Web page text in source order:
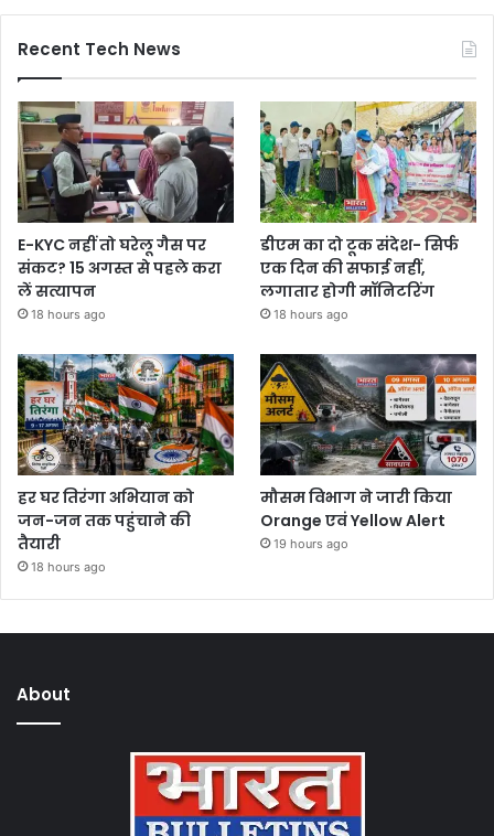
Recent Tech News
E-KYC नहीं तो घरेलू गैस पर
संकट? 15 अगस्त से पहले करा
लें सत्यापन
18 hours ago
डीएम का दो टूक संदेश- सिर्फ
एक दिन की सफाई नहीं,
लगातार होगी मॉनिटरिंग
18 hours ago
हर घर तिरंगा अभियान को
जन-जन तक पहुंचाने की
तैयारी
18 hours ago
मौसम विभाग ने जारी किया
Orange एवं Yellow Alert
19 hours ago
About